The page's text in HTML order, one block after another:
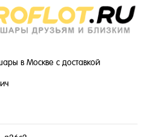
в Москве с доставкой